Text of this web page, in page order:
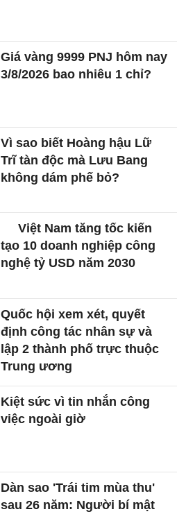
Giá vàng 9999 PNJ hôm nay
3/8/2026 bao nhiêu 1 chỉ?
Vì sao biết Hoàng hậu Lữ
Trĩ tàn độc mà Lưu Bang
không dám phế bỏ?
Việt Nam tăng tốc kiến
tạo 10 doanh nghiệp công
nghệ tỷ USD năm 2030
Quốc hội xem xét, quyết
định công tác nhân sự và
lập 2 thành phố trực thuộc
Trung ương
Kiệt sức vì tin nhắn công
việc ngoài giờ
Dàn sao 'Trái tim mùa thu'
sau 26 năm: Người bí mật